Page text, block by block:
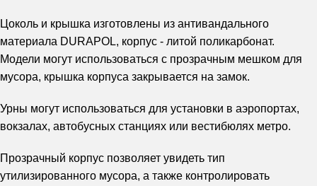
Цоколь и крышка изготовлены из антивандального
материала DURAPOL, корпус - литой поликарбонат.
Модели могут использоваться с прозрачным мешком для
мусора, крышка корпуса закрывается на замок.
Урны могут использоваться для установки в аэропортах,
вокзалах, автобусных станциях или вестибюлях метро.
Прозрачный корпус позволяет увидеть тип
утилизированного мусора, а также контролировать